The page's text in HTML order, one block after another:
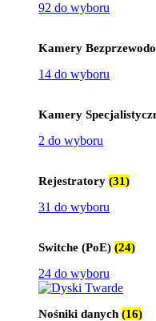
92 do wyboru
Kamery
14 do wyboru
Kamery
2 do wyboru
Rejestratory (31)
31 do wyboru
Switche (PoE) (24)
24 do wyboru
Nośniki danych (16)